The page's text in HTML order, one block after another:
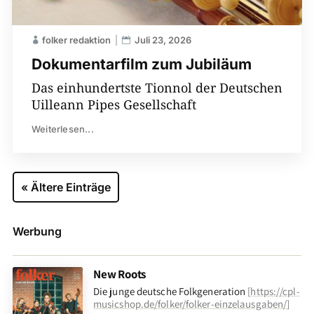
Dokumentarfilm zum Jubiläum
folker redaktion Juli 23, 2026
Das einhundertste Tionnol der Deutschen
Uilleann Pipes Gesellschaft
Weiterlesen...
« Ältere Einträge
Werbung
New Roots
Die junge deutsche Folkgeneration [https://cpl-
musicshop.de/folker/folker-einzelausgaben/]